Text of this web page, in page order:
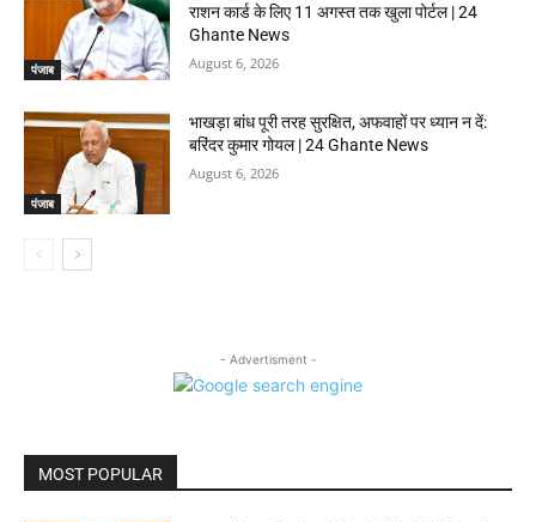
पंजाब
राशन कार्ड के लिए 11 अगस्त तक खुला पोर्टल | 24
Ghante News
August 6, 2026
पंजाब
भाखड़ा बांध पूरी तरह सुरक्षित, अफवाहों पर ध्यान न दें:
बरिंदर कुमार गोयल | 24 Ghante News
August 6, 2026
- Advertisment -
MOST POPULAR